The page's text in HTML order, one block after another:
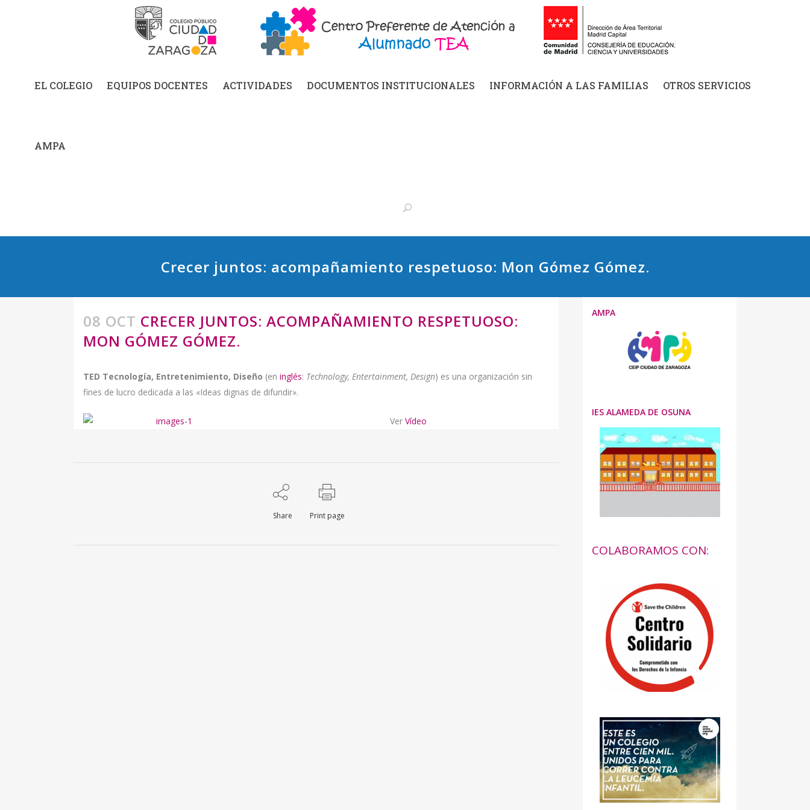
EL COLEGIO EQUIPOS DOCENTES ACTIVIDADES DOCUMENTOS INSTITUCIONALES INFORMACIÓN A LAS FAMILIAS OTROS SERVICIOS
AMPA
Crecer juntos: acompañamiento respetuoso: Mon Gómez Gómez.
08 OCT CRECER JUNTOS: ACOMPAÑAMIENTO RESPETUOSO:
MON GÓMEZ GÓMEZ.
TED Tecnología, Entretenimiento, Diseño (en inglés: Technology, Entertainment, Design) es una organización sin
fines de lucro dedicada a las «Ideas dignas de difundir».
Ver Vídeo
Share Print page
AMPA
IES ALAMEDA DE OSUNA
COLABORAMOS CON: